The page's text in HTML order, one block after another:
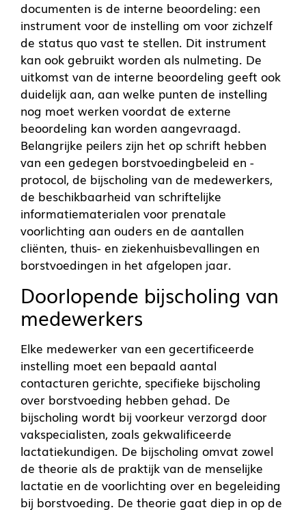
documenten is de interne beoordeling: een
instrument voor de instelling om voor zichzelf
de status quo vast te stellen. Dit instrument
kan ook gebruikt worden als nulmeting. De
uitkomst van de interne beoordeling geeft ook
duidelijk aan, aan welke punten de instelling
nog moet werken voordat de externe
beoordeling kan worden aangevraagd.
Belangrijke peilers zijn het op schrift hebben
van een gedegen borstvoedingbeleid en -
protocol, de bijscholing van de medewerkers,
de beschikbaarheid van schriftelijke
informatiematerialen voor prenatale
voorlichting aan ouders en de aantallen
cliënten, thuis- en ziekenhuisbevallingen en
borstvoedingen in het afgelopen jaar.
Doorlopende bijscholing van
medewerkers
Elke medewerker van een gecertificeerde
instelling moet een bepaald aantal
contacturen gerichte, specifieke bijscholing
over borstvoeding hebben gehad. De
bijscholing wordt bij voorkeur verzorgd door
vakspecialisten, zoals gekwalificeerde
lactatiekundigen. De bijscholing omvat zowel
de theorie als de praktijk van de menselijke
lactatie en de voorlichting over en begeleiding
bij borstvoeding. De theorie gaat diep in op de